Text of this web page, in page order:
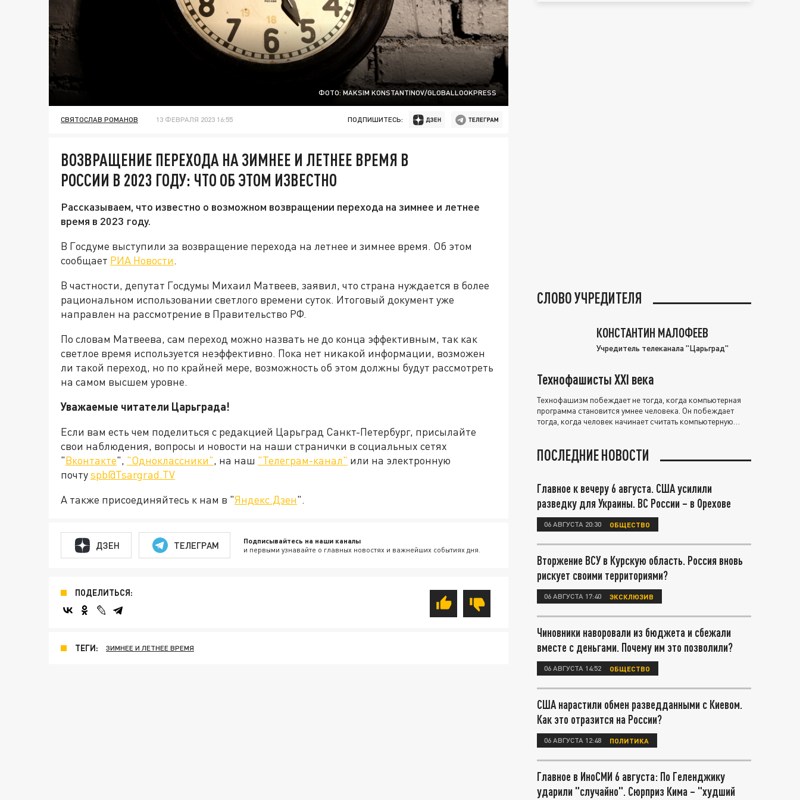
ФОТО: MAKSIM KONSTANTINOV/GLOBALLOOKPRESS
СВЯТОСЛАВ РОМАНОВ 13 ФЕВРАЛЯ 2023 16:55 ПОДПИШИТЕСЬ:
ВОЗВРАЩЕНИЕ ПЕРЕХОДА НА ЗИМНЕЕ И ЛЕТНЕЕ ВРЕМЯ В
РОССИИ В 2023 ГОДУ: ЧТО ОБ ЭТОМ ИЗВЕСТНО
Рассказываем, что известно о возможном возвращении перехода на зимнее и летнее
время в 2023 году.
В Госдуме выступили за возвращение перехода на летнее и зимнее время. Об этом
сообщает РИА Новости.
В частности, депутат Госдумы Михаил Матвеев, заявил, что страна нуждается в более
рациональном использовании светлого времени суток. Итоговый документ уже
направлен на рассмотрение в Правительство РФ.
По словам Матвеева, сам переход можно назвать не до конца эффективным, так как
светлое время используется неэффективно. Пока нет никакой информации, возможен
ли такой переход, но по крайней мере, возможность об этом должны будут рассмотреть
на самом высшем уровне.
Уважаемые читатели Царьграда!
Если вам есть чем поделиться с редакцией Царьград Санкт-Петербург, присылайте
свои наблюдения, вопросы и новости на наши странички в социальных сетях
"Вконтакте", "Одноклассники", на наш "Телеграм-канал" или на электронную
почтуspb@Tsargrad.TV
А также присоединяйтесь к нам в "Яндекс.Дзен".
ДЗЕН ТЕЛЕГРАМ Подписывайтесь на наши каналы
и первыми узнавайте о главных новостях и важнейших событиях дня.
ПОДЕЛИТЬСЯ:
ТЕГИ: ЗИМНЕЕ И ЛЕТНЕЕ ВРЕМЯ
СЛОВО УЧРЕДИТЕЛЯ
КОНСТАНТИН МАЛОФЕЕВ
Учредитель телеканала "Царьград"
Технофашисты XXI века
Технофашизм побеждает не тогда, когда компьютерная
программа становится умнее человека. Он побеждает
тогда, когда человек начинает считать компьютерную
ПОСЛЕДНИЕ НОВОСТИ
Главное к вечеру 6 августа. США усилили
разведку для Украины. ВС России – в Орехове
06 АВГУСТА 20:30 ОБЩЕСТВО
Вторжение ВСУ в Курскую область. Россия вновь
рискует своими территориями?
06 АВГУСТА 17:40 ЭКСКЛЮЗИВ
Чиновники наворовали из бюджета и сбежали
вместе с деньгами. Почему им это позволили?
06 АВГУСТА 14:52 ОБЩЕСТВО
США нарастили обмен разведданными с Киевом.
Как это отразится на России?
06 АВГУСТА 12:48 ПОЛИТИКА
Главное в ИноСМИ 6 августа: По Геленджику
ударили "случайно". Сюрприз Кима – "худший